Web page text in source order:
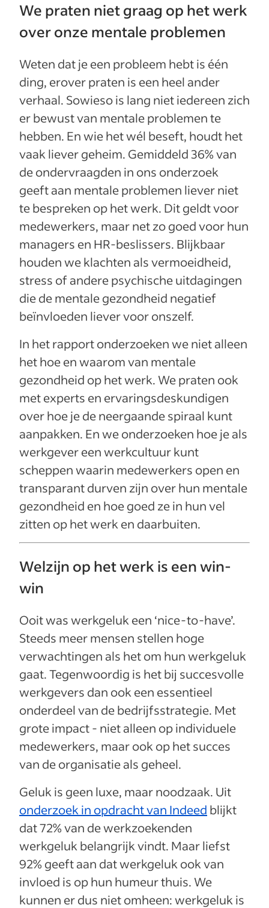
We praten niet graag op het werk
over onze mentale problemen
Weten dat je een probleem hebt is één
ding, erover praten is een heel ander
verhaal. Sowieso is lang niet iedereen zich
er bewust van mentale problemen te
hebben. En wie het wél beseft, houdt het
vaak liever geheim. Gemiddeld 36% van
de ondervraagden in ons onderzoek
geeft aan mentale problemen liever niet
te bespreken op het werk. Dit geldt voor
medewerkers, maar net zo goed voor hun
managers en HR-beslissers. Blijkbaar
houden we klachten als vermoeidheid,
stress of andere psychische uitdagingen
die de mentale gezondheid negatief
beïnvloeden liever voor onszelf.
In het rapport onderzoeken we niet alleen
het hoe en waarom van mentale
gezondheid op het werk. We praten ook
met experts en ervaringsdeskundigen
over hoe je de neergaande spiraal kunt
aanpakken. En we onderzoeken hoe je als
werkgever een werkcultuur kunt
scheppen waarin medewerkers open en
transparant durven zijn over hun mentale
gezondheid en hoe goed ze in hun vel
zitten op het werk en daarbuiten.
Welzijn op het werk is een win-
win
Ooit was werkgeluk een ‘nice-to-have’.
Steeds meer mensen stellen hoge
verwachtingen als het om hun werkgeluk
gaat. Tegenwoordig is het bij succesvolle
werkgevers dan ook een essentieel
onderdeel van de bedrijfsstrategie. Met
grote impact - niet alleen op individuele
medewerkers, maar ook op het succes
van de organisatie als geheel.
Geluk is geen luxe, maar noodzaak. Uit
onderzoek in opdracht van Indeed blijkt
dat 72% van de werkzoekenden
werkgeluk belangrijk vindt. Maar liefst
92% geeft aan dat werkgeluk ook van
invloed is op hun humeur thuis. We
kunnen er dus niet omheen: werkgeluk is